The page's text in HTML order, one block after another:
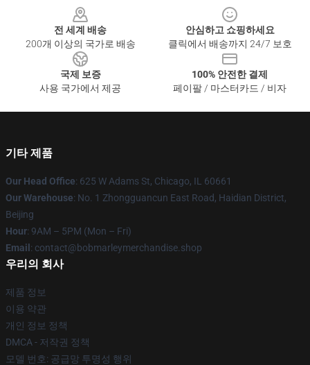
전 세계 배송
200개 이상의 국가로 배송
안심하고 쇼핑하세요
클릭에서 배송까지 24/7 보호
국제 보증
사용 국가에서 제공
100% 안전한 결제
페이팔 / 마스터카드 / 비자
기타 제품
Our Head Office: 625 W Adams St, Chicago, IL 60661
Our Warehouse: No. 1 Zhongguancun East Road, Haidian District,
Beijing
Hour: 9AM – 5PM (Mon – Fri)
Email : contact@bobmarleymerchandise.shop
우리의 회사
제품 정보
이용 약관
개인 정보 정책
DMCA - 저작권 정책
모델 번호: 공급망 투명성 행위